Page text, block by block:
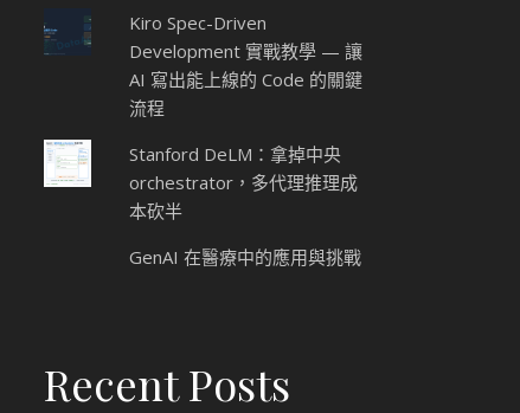
Kiro Spec-Driven
Development 實戰教學 — 讓
AI 寫出能上線的 Code 的關鍵
流程
Stanford DeLM：拿掉中央
orchestrator，多代理推理成
本砍半
GenAI 在醫療中的應用與挑戰
Recent Posts